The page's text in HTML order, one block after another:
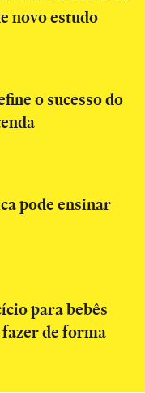
novo estudo
o sucesso do
pode ensinar
para bebês
de forma